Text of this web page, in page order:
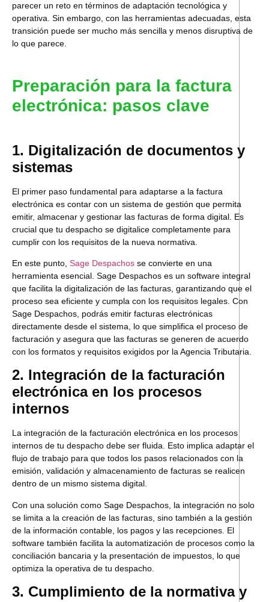
parecer un reto en términos de adaptación tecnológica y
operativa. Sin embargo, con las herramientas adecuadas, esta
transición puede ser mucho más sencilla y menos disruptiva de
lo que parece.
Preparación para la factura
electrónica: pasos clave
1. Digitalización de documentos y
sistemas
El primer paso fundamental para adaptarse a la factura
electrónica es contar con un sistema de gestión que permita
emitir, almacenar y gestionar las facturas de forma digital. Es
crucial que tu despacho se digitalice completamente para
cumplir con los requisitos de la nueva normativa.
En este punto, Sage Despachos se convierte en una
herramienta esencial. Sage Despachos es un software integral
que facilita la digitalización de las facturas, garantizando que el
proceso sea eficiente y cumpla con los requisitos legales. Con
Sage Despachos, podrás emitir facturas electrónicas
directamente desde el sistema, lo que simplifica el proceso de
facturación y asegura que las facturas se generen de acuerdo
con los formatos y requisitos exigidos por la Agencia Tributaria.
2. Integración de la facturación
electrónica en los procesos
internos
La integración de la facturación electrónica en los procesos
internos de tu despacho debe ser fluida. Esto implica adaptar el
flujo de trabajo para que todos los pasos relacionados con la
emisión, validación y almacenamiento de facturas se realicen
dentro de un mismo sistema digital.
Con una solución como Sage Despachos, la integración no solo
se limita a la creación de las facturas, sino también a la gestión
de la información contable, los pagos y las recepciones. El
software también facilita la automatización de procesos como la
conciliación bancaria y la presentación de impuestos, lo que
optimiza la operativa de tu despacho.
3. Cumplimiento de la normativa y